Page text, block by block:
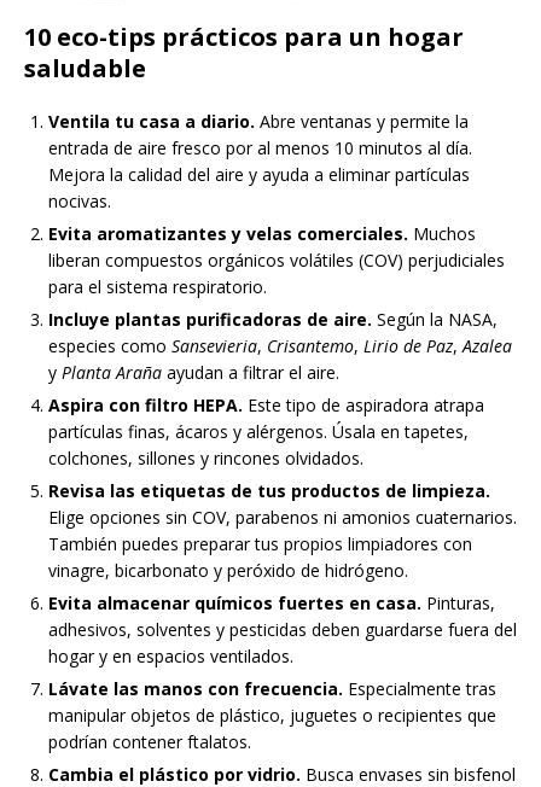
10 eco-tips prácticos para un hogar
saludable
Ventila tu casa a diario. Abre ventanas y permite la
entrada de aire fresco por al menos 10 minutos al día.
Mejora la calidad del aire y ayuda a eliminar partículas
nocivas.
Evita aromatizantes y velas comerciales. Muchos
liberan compuestos orgánicos volátiles (COV) perjudiciales
para el sistema respiratorio.
Incluye plantas purificadoras de aire. Según la NASA,
especies como Sansevieria, Crisantemo, Lirio de Paz, Azalea
y Planta Araña ayudan a filtrar el aire.
Aspira con filtro HEPA. Este tipo de aspiradora atrapa
partículas finas, ácaros y alérgenos. Úsala en tapetes,
colchones, sillones y rincones olvidados.
Revisa las etiquetas de tus productos de limpieza.
Elige opciones sin COV, parabenos ni amonios cuaternarios.
También puedes preparar tus propios limpiadores con
vinagre, bicarbonato y peróxido de hidrógeno.
Evita almacenar químicos fuertes en casa. Pinturas,
adhesivos, solventes y pesticidas deben guardarse fuera del
hogar y en espacios ventilados.
Lávate las manos con frecuencia. Especialmente tras
manipular objetos de plástico, juguetes o recipientes que
podrían contener ftalatos.
Cambia el plástico por vidrio. Busca envases sin bisfenol